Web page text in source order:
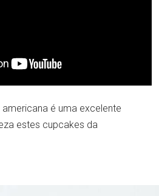
é uma excelente
estes cupcakes da